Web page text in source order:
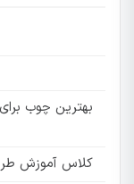
بهترین چوب
کلاس آموزش